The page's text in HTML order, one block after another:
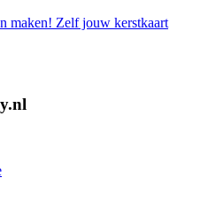
maken! Zelf jouw kerstkaart